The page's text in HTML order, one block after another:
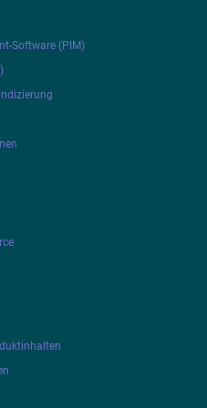
Software (PIM)